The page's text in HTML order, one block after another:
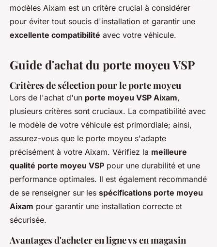
modèles Aixam est un critère crucial à considérer
pour éviter tout soucis d'installation et garantir une
excellente compatibilité avec votre véhicule.
Guide d'achat du porte moyeu VSP
Critères de sélection pour le porte moyeu
Lors de l'achat d'un porte moyeu VSP Aixam,
plusieurs critères sont cruciaux. La compatibilité avec
le modèle de votre véhicule est primordiale; ainsi,
assurez-vous que le porte moyeu s'adapte
précisément à votre Aixam. Vérifiez la meilleure
qualité porte moyeu VSP pour une durabilité et une
performance optimales. Il est également recommandé
de se renseigner sur les spécifications porte moyeu
Aixam pour garantir une installation correcte et
sécurisée.
Avantages d'acheter en ligne vs en magasin